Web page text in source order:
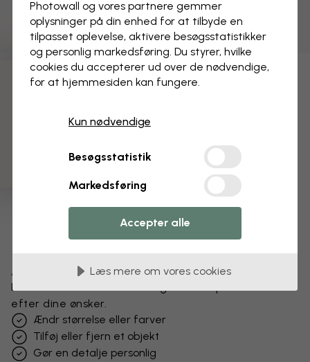
Ændr dit tapet
Få et unikt look – vores designteam tilpasser motivet
efter dine ønsker.
Ændr størrelse eller farver
Tilføj eller fjern et objekt
Gør en detalje personlig
Photowall og vores partnere gemmer
oplysninger på din enhed for at tilbyde en
tilpasset oplevelse, aktivere besøgs­statistikker
og personlig markedsføring. Du styrer, hvilke
cookies du accepterer ud over de nødvendige,
for at hjemmesiden kan fungere.
Kun nødvendige
Besøgsstatistik
Markedsføring
Accepter alle
Læs mere om vores cookies